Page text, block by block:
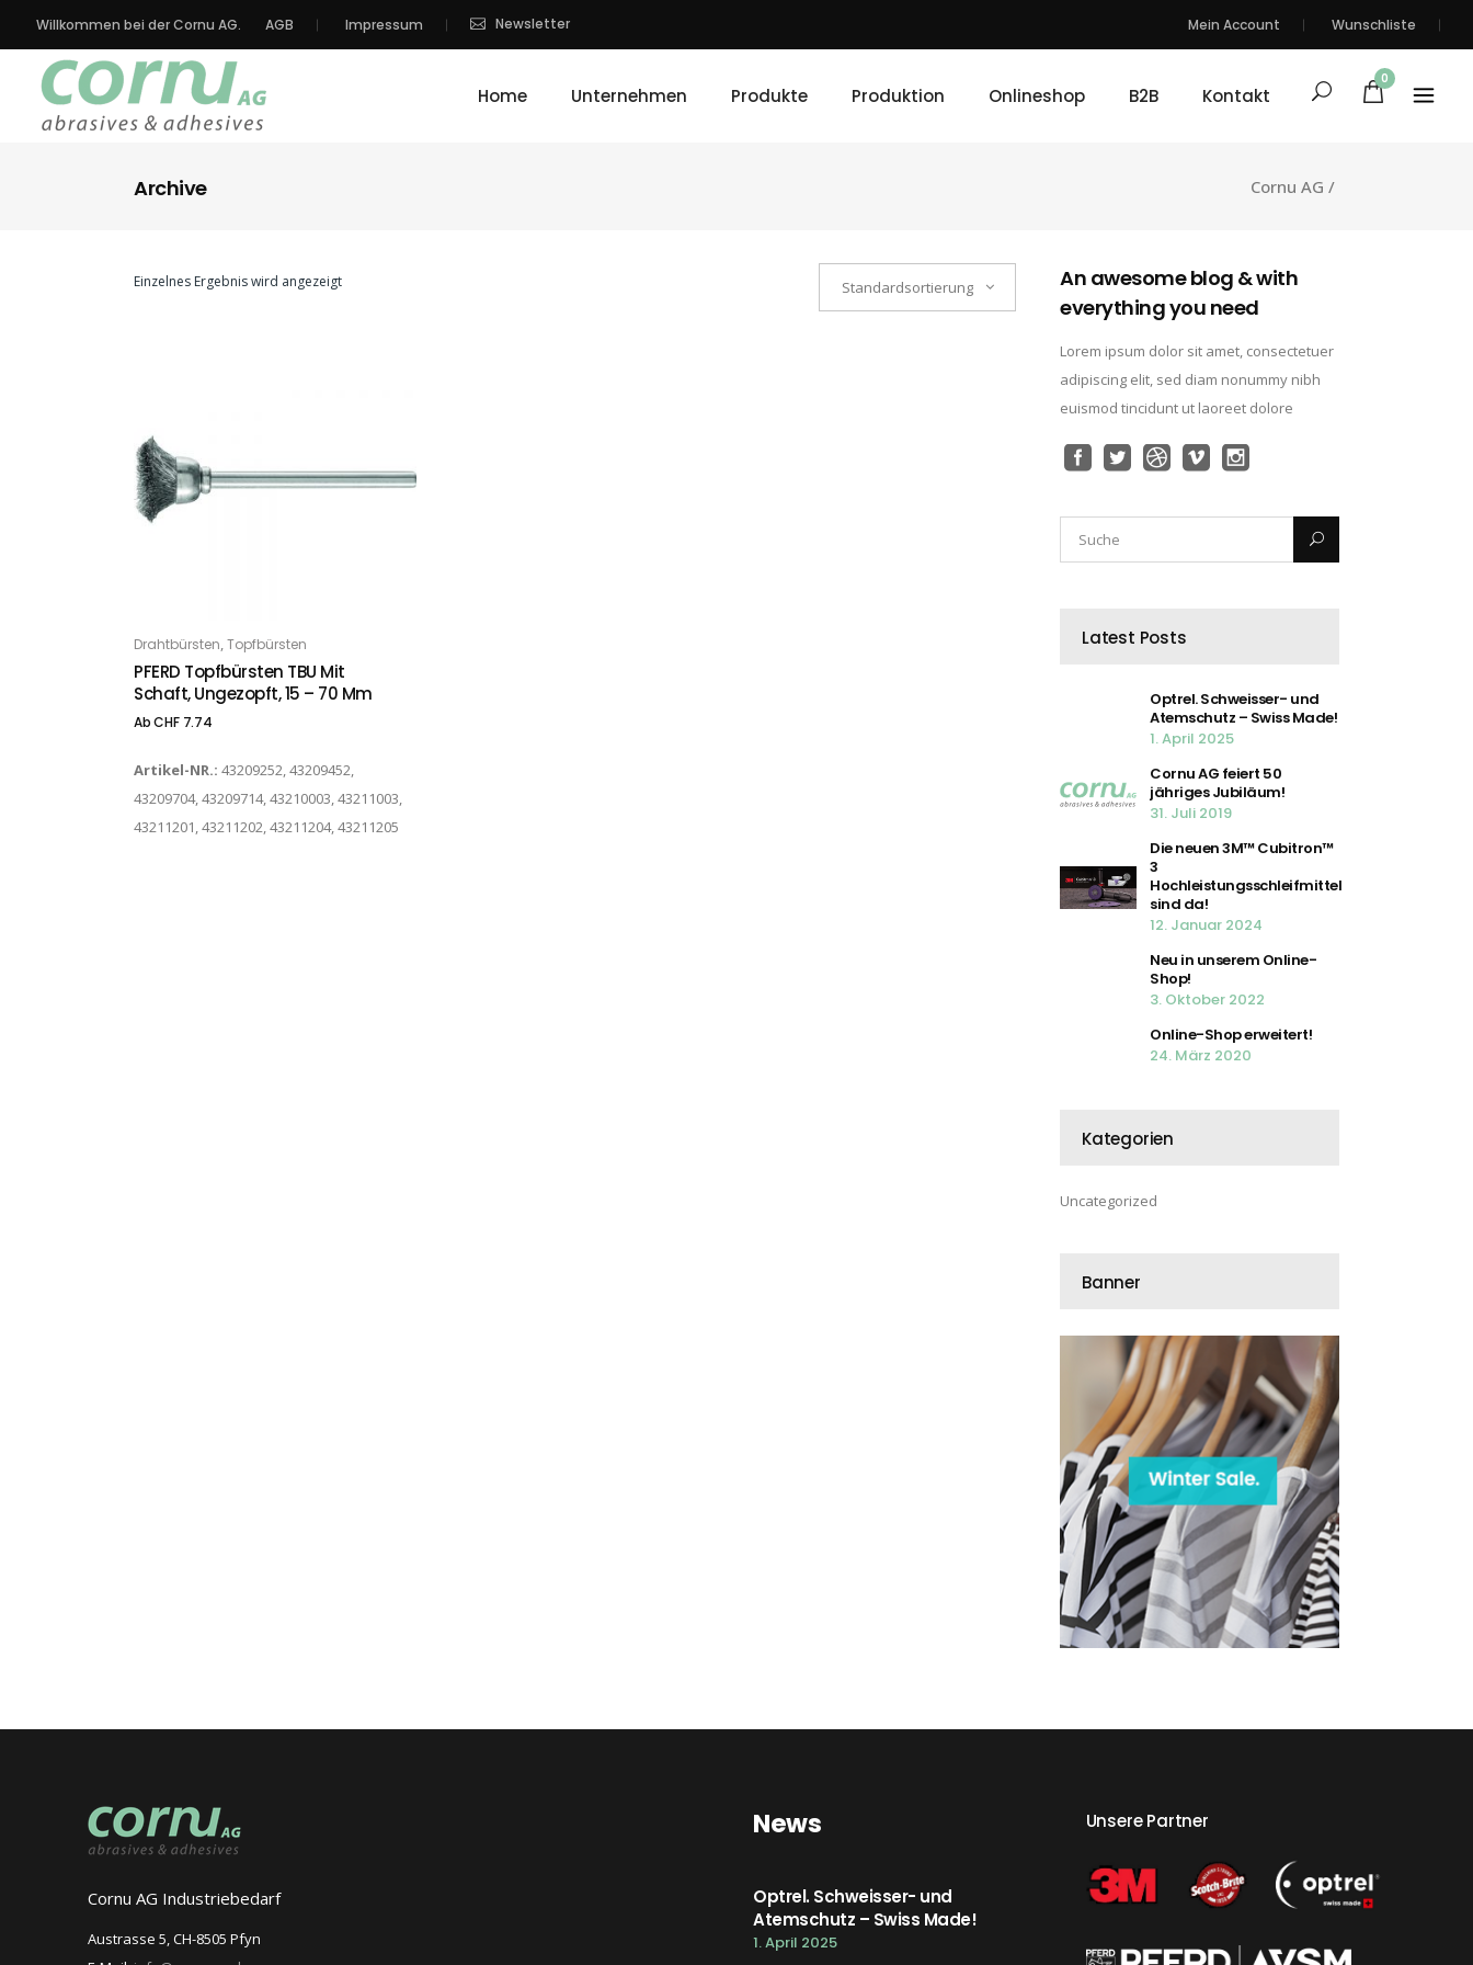
Willkommen bei der Cornu AG. AGB Impressum Newsletter Mein Account Wunschliste
Home Unternehmen Produkte Produktion Onlineshop B2B Kontakt
0
Archive Cornu AG /
Einzelnes Ergebnis wird angezeigt Standardsortierung
OPTIONS
Drahtbürsten Topfbürsten
PFERD Topfbürsten TBU Mit
Schaft, Ungezopft, 15 – 70 Mm
AbCHF7.74
Artikel-NR.: 43209252, 43209452,
43209704, 43209714, 43210003, 43211003,
43211201, 43211202, 43211204, 43211205
An awesome blog & with
everything you need
Lorem ipsum dolor sit amet, consectetuer
adipiscing elit, sed diam nonummy nibh
euismod tincidunt ut laoreet dolore
Latest Posts
Optrel. Schweisser- und
Atemschutz – Swiss Made!
1. April 2025
Cornu AG feiert 50
jähriges Jubiläum!
31. Juli 2019
Die neuen 3M™ Cubitron™
3
Hochleistungsschleifmittel
sind da!
12. Januar 2024
Neu in unserem Online-
Shop!
3. Oktober 2022
Online-Shop erweitert!
24. März 2020
Kategorien
Uncategorized
Banner
Cornu AG Industriebedarf
Austrasse 5, CH-8505 Pfyn
News
Optrel. Schweisser- und
Atemschutz – Swiss Made!
1. April 2025
Unsere Partner